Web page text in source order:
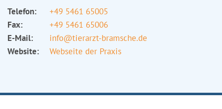
Telefon:
+49 5461 65005
Fax:
+49 5461 65006
E-Mail:
info@tierarzt-bramsche.de
Website:
Webseite der Praxis